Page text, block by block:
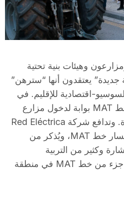
وهيئات بنية تحتية
جديدة” يعتقدون أنها “سترهن”
اقتصادية للإقليم. في
الواقع، يخشون أن يكون خط MAT بوابة لدخول مزارع
رياح وحقول شمسية جديدة. وتدافع شركة Red Eléctrica
عن أنها “ستتوافق” على مسار خط MAT، ويُذكر من
وكثير من التربية
الاجتماعية” سمحت بطمر جزء من خط MAT في منطقة